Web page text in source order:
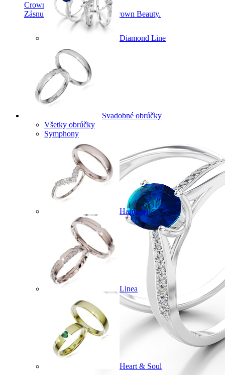
Crown Beauty
Zásnubné prstne z kolekcie Crown Beauty.
Diamond Line
Svadobné obrúčky
Všetky obrúčky
Symphony
Harmony
Linea
Heart & Soul